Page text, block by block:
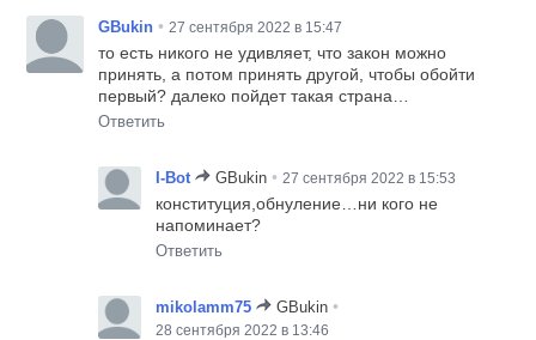
GBukin • 27 сентября 2022 в 15:47
то есть никого не удивляет, что закон можно
принять, а потом принять другой, чтобы обойти
первый? далеко пойдет такая страна…
Ответить
I-Bot GBukin • 27 сентября 2022 в 15:53
конституция,обнуление…ни кого не
напоминает?
Ответить
mikolamm75 GBukin •
28 сентября 2022 в 13:46